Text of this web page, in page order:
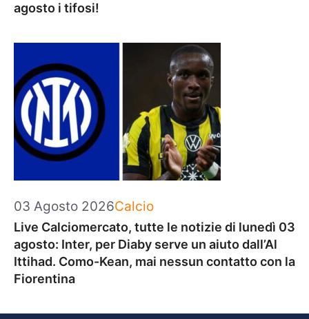
agosto i tifosi!
03 Agosto 2026Categorie
Calcio
Live Calciomercato, tutte le notizie di lunedì 03
agosto: Inter, per Diaby serve un aiuto dall’Al
Ittihad. Como-Kean, mai nessun contatto con la
Fiorentina